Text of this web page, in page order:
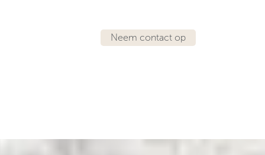
Neem contact op